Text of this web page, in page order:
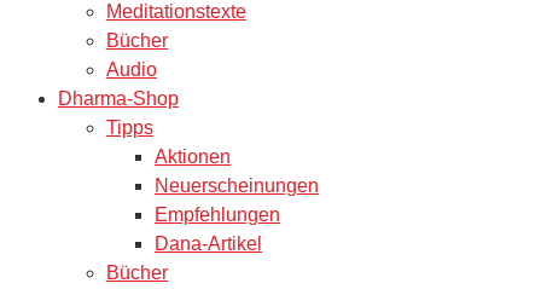
Meditationstexte
Bücher
Audio
Dharma-Shop
Tipps
Aktionen
Neuerscheinungen
Empfehlungen
Dana-Artikel
Bücher